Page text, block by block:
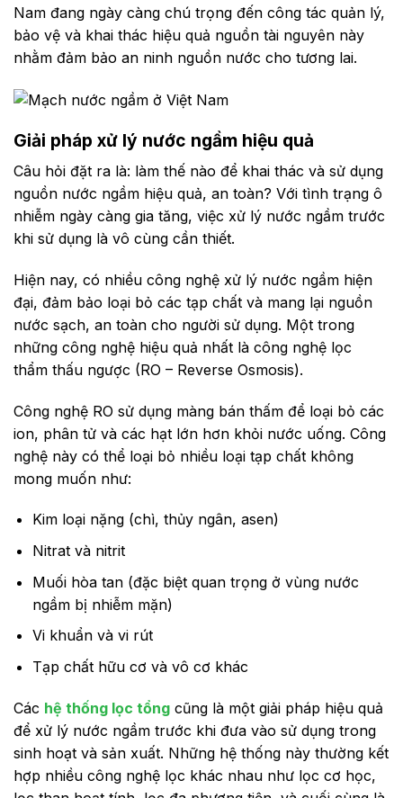
Nam đang ngày càng chú trọng đến công tác quản lý,
bảo vệ và khai thác hiệu quả nguồn tài nguyên này
nhằm đảm bảo an ninh nguồn nước cho tương lai.
Giải pháp xử lý nước ngầm hiệu quả
Câu hỏi đặt ra là: làm thế nào để khai thác và sử dụng
nguồn nước ngầm hiệu quả, an toàn? Với tình trạng ô
nhiễm ngày càng gia tăng, việc xử lý nước ngầm trước
khi sử dụng là vô cùng cần thiết.
Hiện nay, có nhiều công nghệ xử lý nước ngầm hiện
đại, đảm bảo loại bỏ các tạp chất và mang lại nguồn
nước sạch, an toàn cho người sử dụng. Một trong
những công nghệ hiệu quả nhất là công nghệ lọc
thẩm thấu ngược (RO – Reverse Osmosis).
Công nghệ RO sử dụng màng bán thấm để loại bỏ các
ion, phân tử và các hạt lớn hơn khỏi nước uống. Công
nghệ này có thể loại bỏ nhiều loại tạp chất không
mong muốn như:
Kim loại nặng (chì, thủy ngân, asen)
Nitrat và nitrit
Muối hòa tan (đặc biệt quan trọng ở vùng nước
ngầm bị nhiễm mặn)
Vi khuẩn và vi rút
Tạp chất hữu cơ và vô cơ khác
Các hệ thống lọc tổng cũng là một giải pháp hiệu quả
để xử lý nước ngầm trước khi đưa vào sử dụng trong
sinh hoạt và sản xuất. Những hệ thống này thường kết
hợp nhiều công nghệ lọc khác nhau như lọc cơ học,